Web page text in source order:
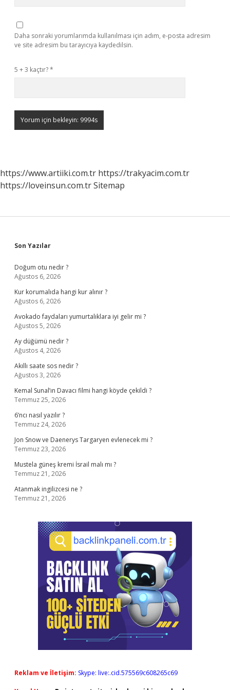
Daha sonraki yorumlarımda kullanılması için adım, e-posta adresim
ve site adresim bu tarayıcıya kaydedilsin.
5 + 3 kaçtır?*
https://www.artiiki.com.tr https://trakyacim.com.tr
https://loveinsun.com.trSitemap
Sidebar
Son Yazılar
Doğum otu nedir ?
Ağustos 6, 2026
Kur korumalıda hangi kur alınır ?
Ağustos 6, 2026
Avokado faydaları yumurtalıklara iyi gelir mi ?
Ağustos 5, 2026
Ay düğümü nedir ?
Ağustos 4, 2026
Akıllı saate sos nedir ?
Ağustos 3, 2026
Kemal Sunal’ın Davacı filmi hangi köyde çekildi ?
Temmuz 25, 2026
6’ncı nasıl yazılır ?
Temmuz 24, 2026
Jon Snow ve Daenerys Targaryen evlenecek mi ?
Temmuz 23, 2026
Mustela güneş kremi İsrail malı mı ?
Temmuz 21, 2026
Atanmak ingilizcesi ne ?
Temmuz 21, 2026
Reklam ve İletişim: Skype: live:.cid.575569c608265c69